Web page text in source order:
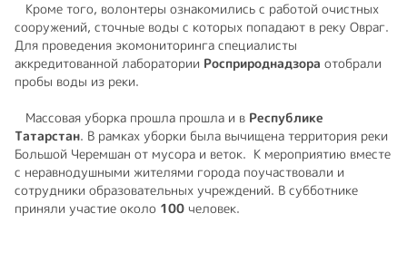
Кроме того, волонтеры ознакомились с работой очистных
сооружений, сточные воды с которых попадают в реку Овраг.
Для проведения экомониторинга специалисты
аккредитованной лаборатории Росприроднадзора отобрали
пробы воды из реки.
Массовая уборка прошла прошла и в Республике
Татарстан. В рамках уборки была вычищена территория реки
Большой Черемшан от мусора и веток. К мероприятию вместе
с неравнодушными жителями города поучаствовали и
сотрудники образовательных учреждений. В субботнике
приняли участие около 100 человек.